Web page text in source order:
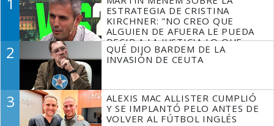
ESTRATEGIA DE CRISTINA
KIRCHNER: "NO CREO QUE
ALGUIEN DE AFUERA LE PUEDA
DECIR A LA JUSTICIA LO QUE
TIENE QUE HACER"
2
QUÉ DIJO BARDEM DE LA
INVASIÓN DE CEUTA
3
ALEXIS MAC ALLISTER CUMPLIÓ
Y SE IMPLANTÓ PELO ANTES DE
VOLVER AL FÚTBOL INGLÉS